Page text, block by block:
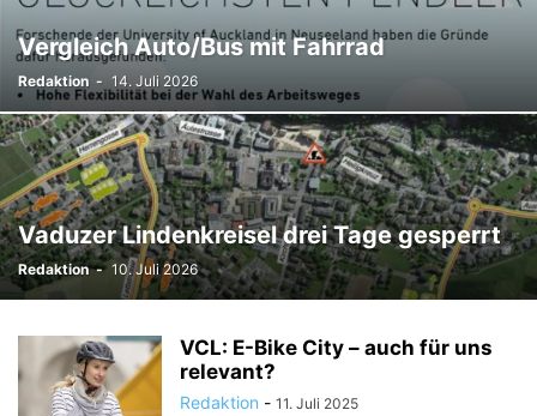
ÜSERE WORZLA - HISTORISCHES VEREINE
Vergleich Auto/Bus mit Fahrrad
Redaktion - 14. Juli 2026
Vaduzer Lindenkreisel drei Tage gesperrt
Redaktion - 10. Juli 2026
VCL: E-Bike City – auch für uns
relevant?
Redaktion - 11. Juli 2025